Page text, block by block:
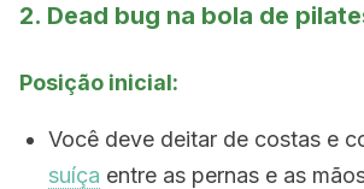
2. Dead bug na bola de
Posição inicial:
Você deve deitar de costas e
suíça entre as pernas e as